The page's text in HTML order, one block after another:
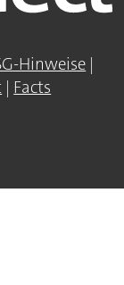
Hinweise |
| Facts